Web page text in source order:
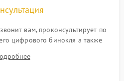
вам, проконсультирует по
цифрового бинокля а также